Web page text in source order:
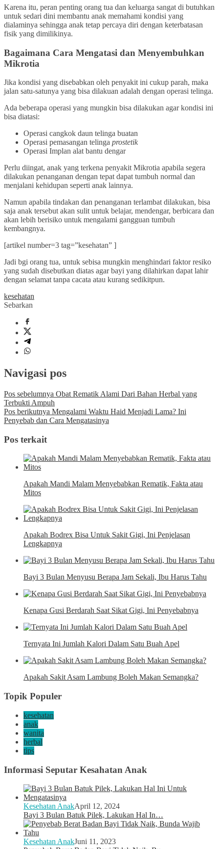
Karena itu, peran penting orang tua dan keluarga sangat di butuhkan
untuk sedari dini membantu anak memahami kondisi yang
dialaminya sehingga anak tetap percaya diri dengan keterbatasan
fisik yang dimilikinya.
Bagaimana Cara Mengatasi dan Menyembuhkan
Mikrotia
Jika kondisi yang disebabkan oleh penyakit ini cukup parah, maka
jalan satu-satunya yang bisa dilakuan adalah dengan operasi telinga.
Ada beberapa operasi yang mungkin bisa dilakukan agar kondisi ini
bisa diatasi:
Operasi cangkok daun telinga buatan
Operasi pemasangan telinga prostetik
Operasi Implan alat bantu dengar
Perlu diingat, anak yang terkena penyakit Mikrotia apabila segera
dilakukan penanganan dengan tepat dapat tumbuh normal dan
menjalani kehidupan seperti anak lainnya.
Namun apabila tindakan dan penanganan terlambat dilakukan, bisa
saja anak tersebut akan sulit untuk belajar, mendengar, berbicara dan
akan lebih berisiko untuk mengalami gangguan tumbuh
kembangnya.
[artikel number=3 tag=”kesehatan” ]
Jadi bgi orang tua, untuk sebisa mungkin menghindari faktor resiko
yang sudah disebutkan diatas agar bayi yang dilahirkan dapat lahir
dengan selamat tanpa cacata atau kurang sedikitpun.
kesehatan
Sebarkan
Navigasi pos
Pos sebelumnya Obat Rematik Alami Dari Bahan Herbal yang
Terbukti Ampuh
Pos berikutnya Mengalami Waktu Haid Menjadi Lama? Ini
Penyebab dan Cara Mengatasinya
Pos terkait
Apakah Mandi Malam Menyebabkan Rematik, Fakta atau
Mitos
Apakah Bodrex Bisa Untuk Sakit Gigi, Ini Penjelasan
Lengkapnya
Bayi 3 Bulan Menyusu Berapa Jam Sekali, Ibu Harus Tahu
Kenapa Gusi Berdarah Saat Sikat Gigi, Ini Penyebabnya
Ternyata Ini Jumlah Kalori Dalam Satu Buah Apel
Apakah Sakit Asam Lambung Boleh Makan Semangka?
Topik Populer
kesehatan
anak
wanita
herbal
tips
Informasi Seputar Kesahatan Anak
Kesehatan AnakApril 12, 2024
Bayi 3 Bulan Batuk Pilek, Lakukan Hal In…
Kesehatan AnakJuni 11, 2023